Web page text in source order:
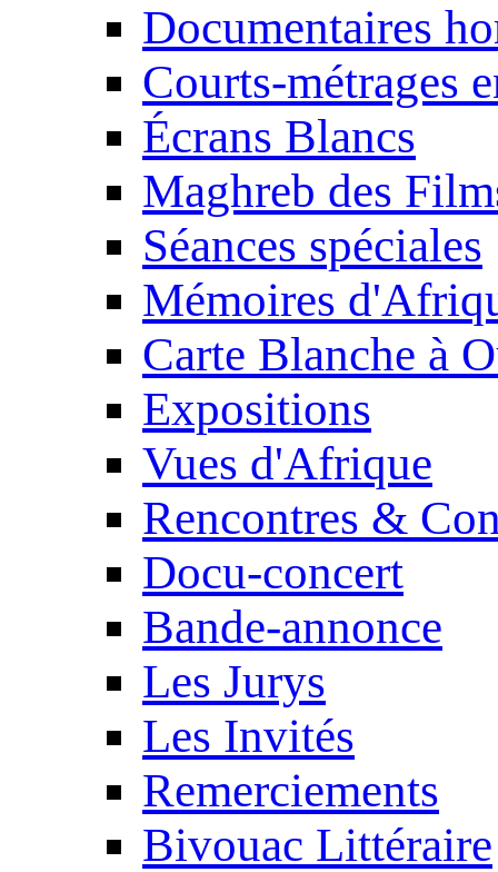
Documentaires
Courts-métrages
Écrans Blancs
Maghreb des
Séances spéciales
Mémoires
Carte Blanche à
Expositions
Vues d'Afrique
Rencontres &
Docu-concert
Bande-annonce
Les Jurys
Les Invités
Remerciements
Bivouac Littéraire